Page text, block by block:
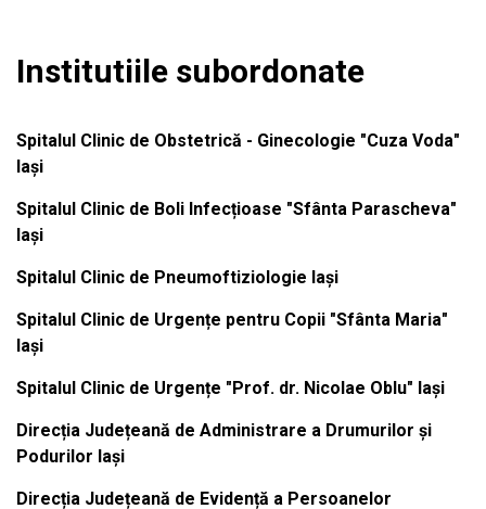
Institutiile subordonate
Spitalul Clinic de Obstetrică - Ginecologie "Cuza Voda"
Iași
Spitalul Clinic de Boli Infecțioase "Sfânta Parascheva"
Iași
Spitalul Clinic de Pneumoftiziologie Iași
Spitalul Clinic de Urgențe pentru Copii "Sfânta Maria"
Iași
Spitalul Clinic de Urgențe "Prof. dr. Nicolae Oblu" Iași
Direcția Județeană de Administrare a Drumurilor și
Podurilor Iași
Direcția Județeană de Evidență a Persoanelor